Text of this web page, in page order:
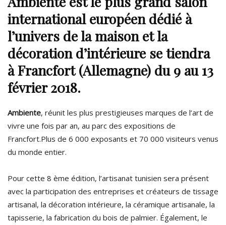
international européen dédié à
l’univers de la maison et la
décoration d’intérieure se tiendra
à Francfort (Allemagne) du 9 au 13
février 2018.
Ambiente, réunit les plus prestigieuses marques de l’art de
vivre une fois par an, au parc des expositions de
Francfort.Plus de 6 000 exposants et 70 000 visiteurs venus
du monde entier.
Pour cette 8 ème édition, l’artisanat tunisien sera présent
avec la participation des entreprises et créateurs de tissage
artisanal, la décoration intérieure, la céramique artisanale, la
tapisserie, la fabrication du bois de palmier. Également, le